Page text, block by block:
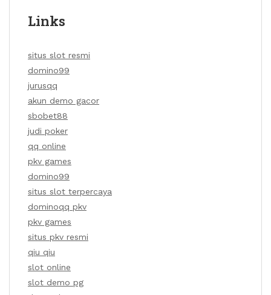
Links
situs slot resmi
domino99
jurusqq
akun demo gacor
sbobet88
judi poker
qq online
pkv games
domino99
situs slot terpercaya
dominoqq pkv
pkv games
situs pkv resmi
qiu qiu
slot online
slot demo pg